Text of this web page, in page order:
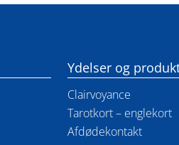
Ydelser og
Clairvoyance
Tarotkort – englekort
Afdødekontakt​